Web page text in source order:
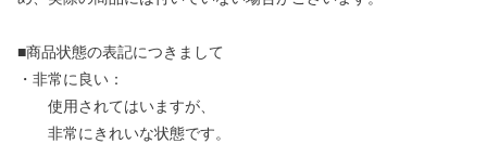
■商品状態の表記につきまして
・非常に良い：
使用されてはいますが、
非常にきれいな状態です。